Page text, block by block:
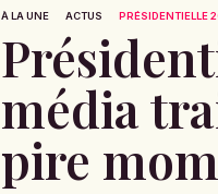
À LA UNE ACTUS PRÉSIDENTIELLE
média
pire